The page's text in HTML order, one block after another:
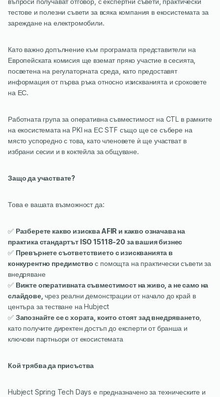
тестове и полезни съвети за всяка компания в екосистемата за
зареждане на електромобили.
Като важно допълнение към програмата представители на
Европейската комисия ще вземат пряко участие в сесията,
посветена на регулаторната среда, като предоставят
информация от първа ръка относно изискванията и сроковете
на ЕС.
Работната група за оперативна съвместимост на CTL в рамките
на екосистемата на PKI на ЕС STF също ще се събере на
място успоредно с това, като членовете ѝ ще участват в
избрани сесии и в коктейла за общуване.
Защо да участвате?
Това е вашата възможност да:
✅ Разберете какво изисква AFIR и какво означава на
практика стандартът ISO 15118-20 за вашия бизнес
✅ Превърнете съответствието с изискванията в
конкурентно предимство с помощта на практически съвети за
внедряване
✅ Вижте оперативната съвместимост на живо, а не само на
слайдове, чрез реални демонстрации от начало до край в
центъра за тестване на Hubject
✅ Запознайте се с хората, които стоят зад внедряването,
като получите директен достъп до експерти от бранша и
ключови партньори от екосистемата
Кой трябва да присъства
Hubject Spring Tech Days е предназначено за техническите и